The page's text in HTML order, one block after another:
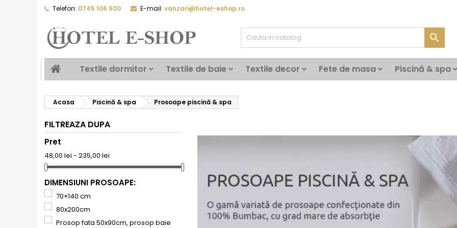
Telefon: 0745 106 600 E-mail: vanzari@hotel-eshop.ro

Textile dormitor Textile de baie Textile decor Fete de masa Piscină & spa
Acasa Piscină & spa Prosoape piscină & spa
FILTREAZA DUPA
Pret
48,00 lei - 235,00 lei
DIMENSIUNI PROSOAPE:
70×140 cm
80x200cm
Prosop fata 50x90cm, prosop baie